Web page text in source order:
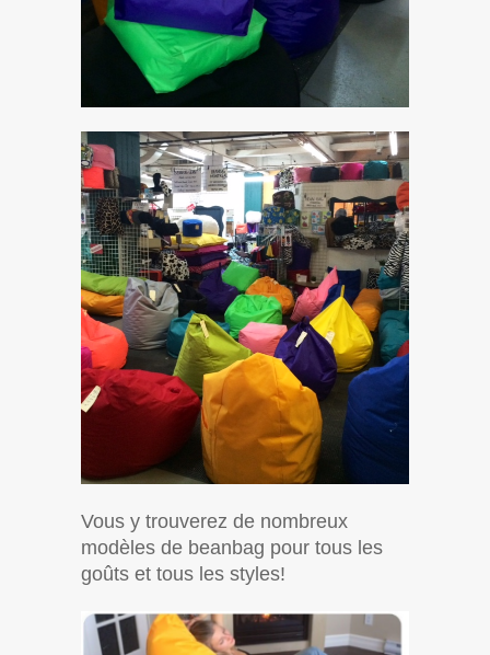
Vous y trouverez de nombreux
modèles de beanbag pour tous les
goûts et tous les styles!